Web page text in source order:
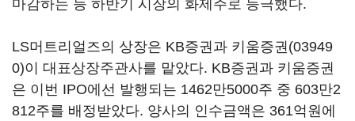
마감하는 등 하반기 시장의 화제주로 등극했다.
LS머트리얼즈의 상장은 KB증권과 키움증권(03949
0)이 대표상장주관사를 맡았다. KB증권과 키움증권
은 이번 IPO에선 발행되는 1462만5000주 중 603만2
812주를 배정받았다. 양사의 인수금액은 361억원에